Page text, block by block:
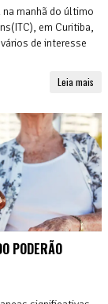
manhã do último
em Curitiba,
de interesse
Leia mais
PODERÃO